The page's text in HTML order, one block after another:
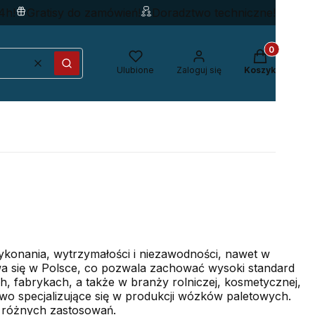
Gratisy do zamówień! Doradztwo techniczne!
WyczyśćSzukaj Ulubione Zaloguj się
Produkty w
Koszyk
wytrzymałości i niezawodności, nawet w
się w Polsce, co pozwala zachować wysoki standard
fabrykach, a także w branży rolniczej, kosmetycznej,
specjalizujące się w produkcji wózków paletowych.
zastosowań.